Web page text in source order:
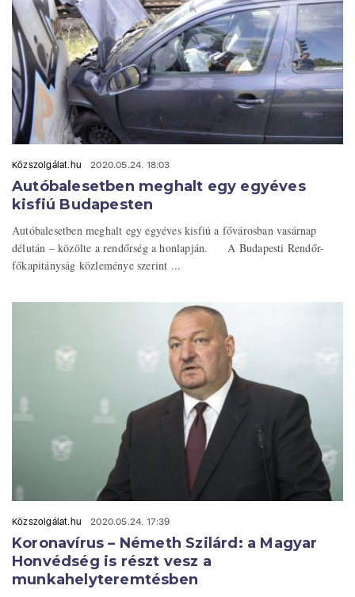
Közszolgálat.hu 2020.05.24. 18:03
Autóbalesetben meghalt egy egyéves
kisfiú Budapesten
Autóbalesetben meghalt egy egyéves kisfiú a fővárosban vasárnap
délután – közölte a rendőrség a honlapján. A Budapesti Rendőr-
főkapitányság közleménye szerint ...
Közszolgálat.hu 2020.05.24. 17:39
Koronavírus – Németh Szilárd: a Magyar
Honvédség is részt vesz a
munkahelyteremtésben